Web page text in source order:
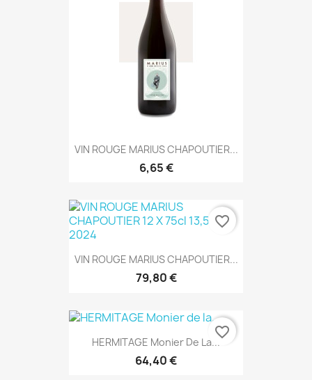
VIN ROUGE MARIUS CHAPOUTIER...
6,65 €
VIN ROUGE MARIUS CHAPOUTIER...
79,80 €
favorite_border
HERMITAGE Monier De La...
64,40 €
favorite_border